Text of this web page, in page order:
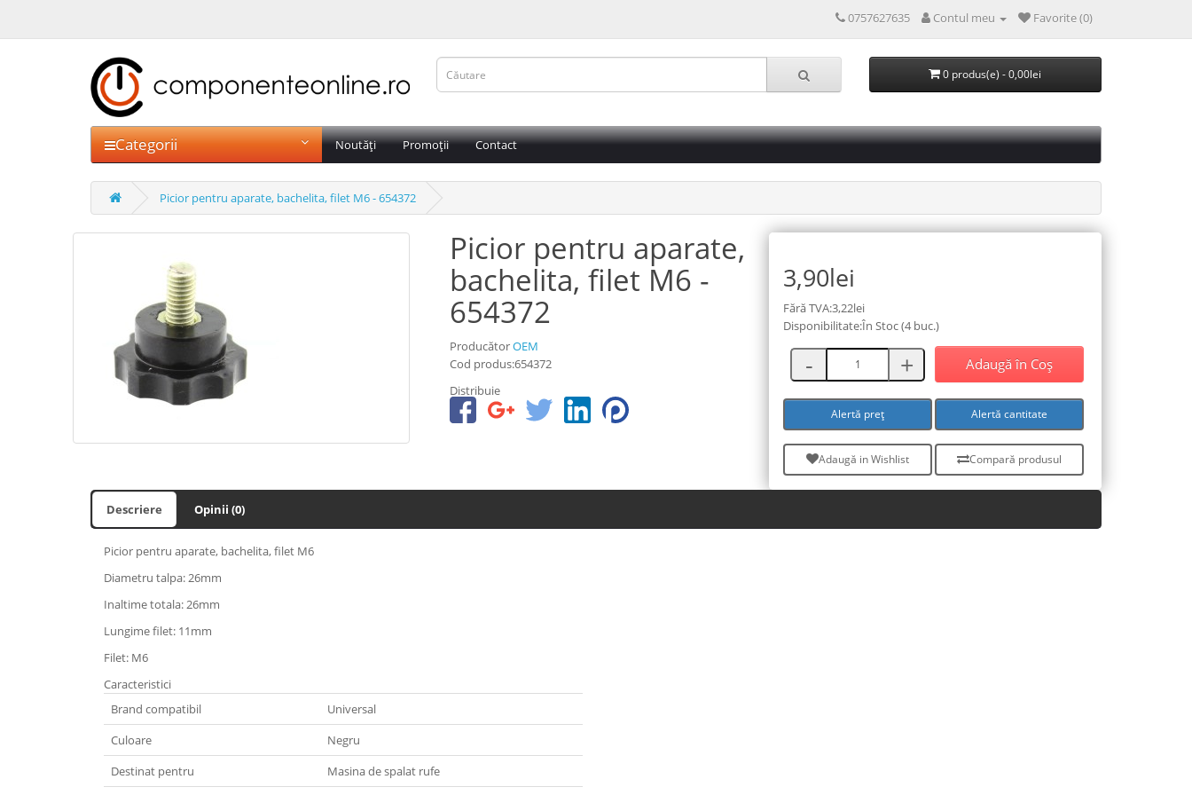
0757627635 Contul meu Favorite (0)
0 produs(e) - 0,00lei
Categorii Noutăți Promoții Contact
Picior pentru aparate, bachelita, filet M6 - 654372
Picior pentru aparate,
bachelita, filet M6 -
654372
ProducătorOEM
Cod produs:654372
Distribuie
3,90lei
Fără TVA:3,22lei
Disponibilitate:În Stoc (4 buc.)
Adaugă în Coş
Alertă preț Alertă cantitate
Adaugă in Wishlist Compară produsul
Descriere Opinii (0)
Picior pentru aparate, bachelita, filet M6
Diametru talpa: 26mm
Inaltime totala: 26mm
Lungime filet: 11mm
Filet: M6
Caracteristici
Brand compatibil
Universal
Culoare
Negru
Destinat pentru
Masina de spalat rufe